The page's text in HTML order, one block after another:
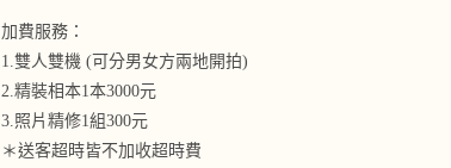
加費服務：
1.雙人雙機 (可分男女方兩地開拍)
2.精裝相本1本3000元
3.照片精修1組300元
＊送客超時皆不加收超時費